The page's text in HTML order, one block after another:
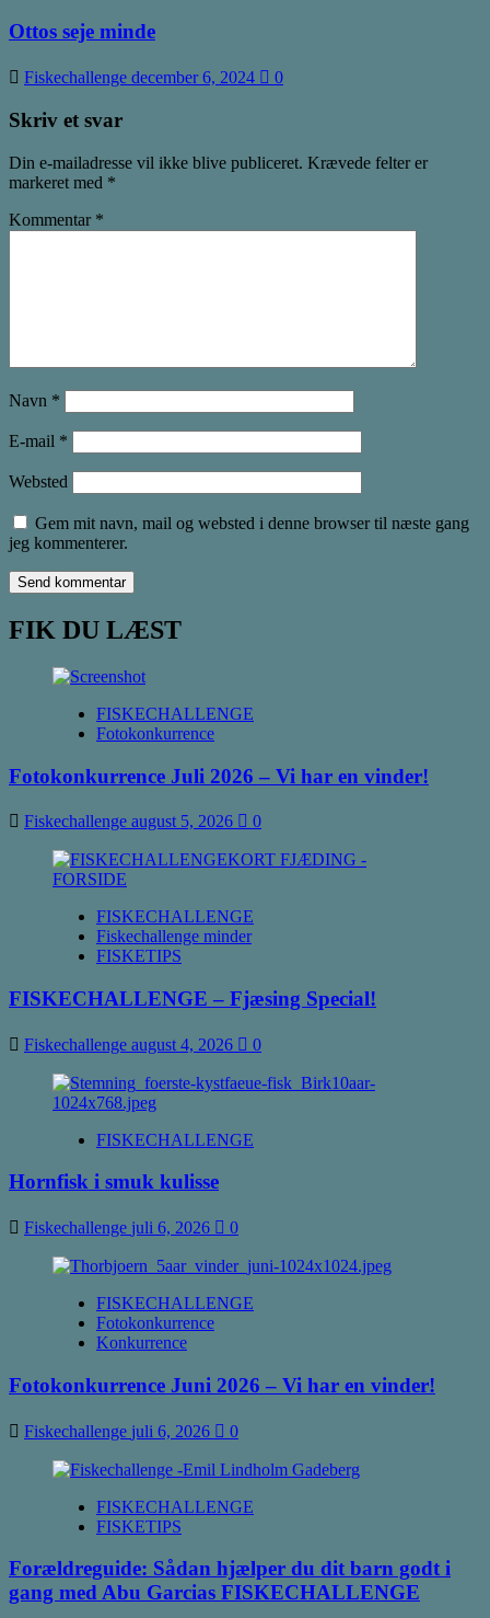
Ottos seje minde
Fiskechallenge december 6, 2024 0
Skriv et svar
Din e-mailadresse vil ikke blive publiceret. Krævede felter er
markeret med *
Kommentar *
Navn *
E-mail *
Websted
Gem mit navn, mail og websted i denne browser til næste gang
jeg kommenterer.
FIK DU LÆST
FISKECHALLENGE
Fotokonkurrence
Fotokonkurrence Juli 2026 – Vi har en vinder!
Fiskechallenge august 5, 2026 0
FISKECHALLENGE
Fiskechallenge minder
FISKETIPS
FISKECHALLENGE – Fjæsing Special!
Fiskechallenge august 4, 2026 0
FISKECHALLENGE
Hornfisk i smuk kulisse
Fiskechallenge juli 6, 2026 0
FISKECHALLENGE
Fotokonkurrence
Konkurrence
Fotokonkurrence Juni 2026 – Vi har en vinder!
Fiskechallenge juli 6, 2026 0
FISKECHALLENGE
FISKETIPS
Forældreguide: Sådan hjælper du dit barn godt i
gang med Abu Garcias FISKECHALLENGE